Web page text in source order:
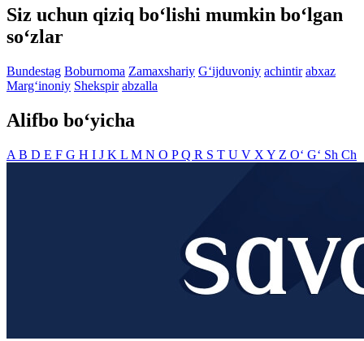
Siz uchun qiziq bo‘lishi mumkin bo‘lgan
so‘zlar
Bundestag Boburnoma Zamaxshariy G‘ijduvoniy achintir abxaz
Marg‘inoniy Shekspir abzalla
Alifbo bo‘yicha
A B D E F G H I J K L M N O PQ R S T U V X Y Z O‘ G‘ Sh Ch